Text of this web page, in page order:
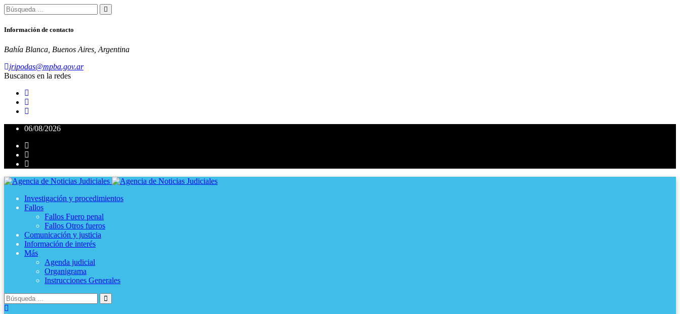
Información de contacto
Bahía Blanca, Buenos Aires, Argentina
jripodas@mpba.gov.ar
Buscanos en la redes
06/08/2026
Investigación y procedimientos
Fallos
Fallos Fuero penal
Fallos Otros fueros
Comunicación y justicia
Información de interés
Más
Agenda judicial
Organigrama
Instrucciones Generales